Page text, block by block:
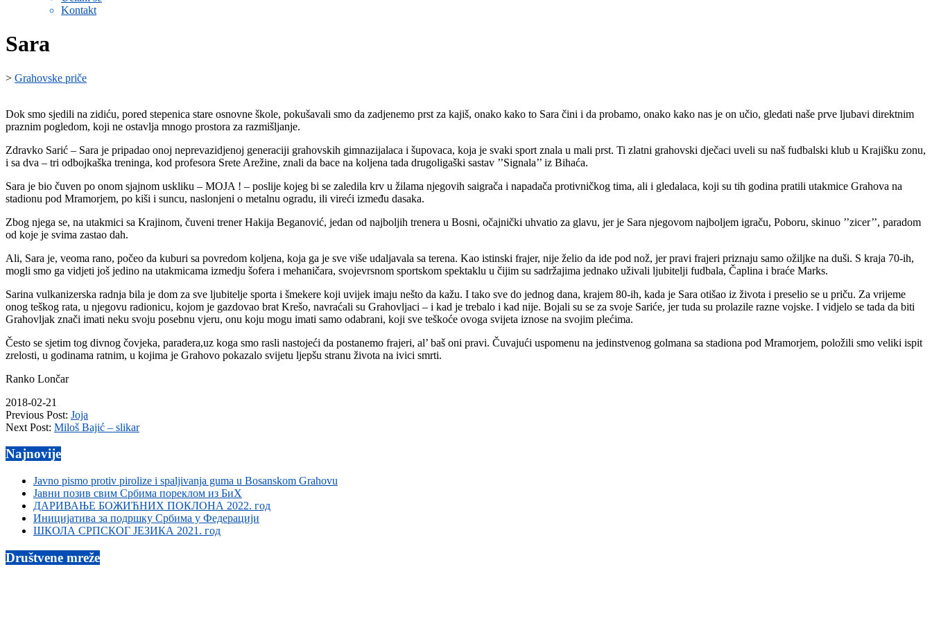
Kontakt
Sara
> Grahovske priče
Dok smo sjedili na zidiću, pored stepenica stare osnovne škole, pokušavali smo da zadjenemo prst za kajiš, onako kako to Sara čini i da probamo, onako kako nas je on učio, gledati naše prve ljubavi direktnim
praznim pogledom, koji ne ostavlja mnogo prostora za razmišljanje.
Zdravko Sarić – Sara je pripadao onoj neprevazidjenoj generaciji grahovskih gimnazijalaca i šupovaca, koja je svaki sport znala u mali prst. Ti zlatni grahovski dječaci uveli su naš fudbalski klub u Krajišku zonu,
i sa dva – tri odbojkaška treninga, kod profesora Srete Arežine, znali da bace na koljena tada drugoligaški sastav ’’Signala’’ iz Bihaća.
Sara je bio čuven po onom sjajnom uskliku – MOJA ! – poslije kojeg bi se zaledila krv u žilama njegovih saigrača i napadača protivničkog tima, ali i gledalaca, koji su tih godina pratili utakmice Grahova na
stadionu pod Mramorjem, po kiši i suncu, naslonjeni o metalnu ogradu, ili vireći između dasaka.
Zbog njega se, na utakmici sa Krajinom, čuveni trener Hakija Beganović, jedan od najboljih trenera u Bosni, očajnički uhvatio za glavu, jer je Sara njegovom najboljem igraču, Poboru, skinuo ’’zicer’’, paradom
od koje je svima zastao dah.
Ali, Sara je, veoma rano, počeo da kuburi sa povredom koljena, koja ga je sve više udaljavala sa terena. Kao istinski frajer, nije želio da ide pod nož, jer pravi frajeri priznaju samo ožiljke na duši. S kraja 70-ih,
mogli smo ga vidjeti još jedino na utakmicama izmedju šofera i mehaničara, svojevrsnom sportskom spektaklu u čijim su sadržajima jednako uživali ljubitelji fudbala, Čaplina i braće Marks.
Sarina vulkanizerska radnja bila je dom za sve ljubitelje sporta i šmekere koji uvijek imaju nešto da kažu. I tako sve do jednog dana, krajem 80-ih, kada je Sara otišao iz života i preselio se u priču. Za vrijeme
onog teškog rata, u njegovu radionicu, kojom je gazdovao brat Krešo, navraćali su Grahovljaci – i kad je trebalo i kad nije. Bojali su se za svoje Sariće, jer tuda su prolazile razne vojske. I vidjelo se tada da biti
Grahovljak znači imati neku svoju posebnu vjeru, onu koju mogu imati samo odabrani, koji sve teškoće ovoga svijeta iznose na svojim plećima.
Često se sjetim tog divnog čovjeka, paradera,uz koga smo rasli nastojeći da postanemo frajeri, al’ baš oni pravi. Čuvajući uspomenu na jedinstvenog golmana sa stadiona pod Mramorjem, položili smo veliki ispit
zrelosti, u godinama ratnim, u kojima je Grahovo pokazalo svijetu ljepšu stranu života na ivici smrti.
Ranko Lončar
2018-02-21
Previous Post: Joja
Next Post: Miloš Bajić – slikar
Najnovije
Javno pismo protiv pirolize i spaljivanja guma u Bosanskom Grahovu
Јавни позив свим Србима пореклом из БиХ
ДАРИВАЊЕ БОЖИЋНИХ ПОКЛОНА 2022. год
Иницијатива за подршку Србима у Федерацији
ШКОЛА СРПСКОГ ЈЕЗИКА 2021. год
Društvene mreže